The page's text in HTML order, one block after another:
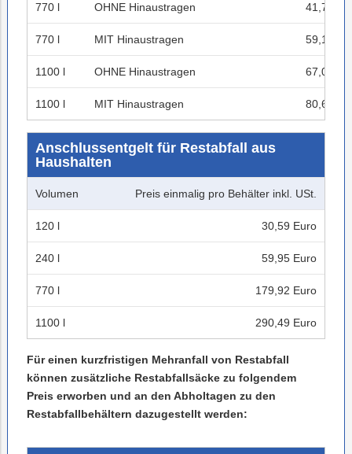
770 l OHNE Hinaustragen 41,78
770 l MIT Hinaustragen 59,10
1100 l OHNE Hinaustragen 67,06
1100 l MIT Hinaustragen 80,62
Anschlussentgelt für Restabfall aus
Haushalten
Volumen Preis einmalig pro Behälter inkl. USt.
120 l 30,59 Euro
240 l 59,95 Euro
770 l 179,92 Euro
1100 l 290,49 Euro
Für einen kurzfristigen Mehranfall von Restabfall
können zusätzliche Restabfallsäcke zu folgendem
Preis erworben und an den Abholtagen zu den
Restabfallbehältern dazugestellt werden: